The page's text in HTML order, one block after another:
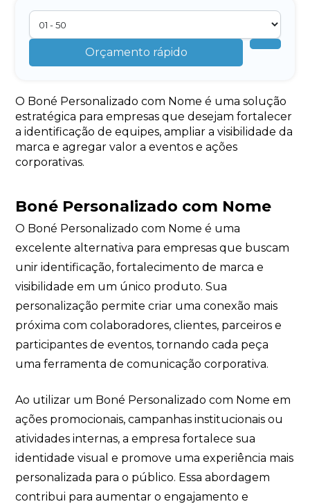
Orçamento rápido
O Boné Personalizado com Nome é uma solução
estratégica para empresas que desejam fortalecer
a identificação de equipes, ampliar a visibilidade da
marca e agregar valor a eventos e ações
corporativas.
Boné Personalizado com Nome
O Boné Personalizado com Nome é uma
excelente alternativa para empresas que buscam
unir identificação, fortalecimento de marca e
visibilidade em um único produto. Sua
personalização permite criar uma conexão mais
próxima com colaboradores, clientes, parceiros e
participantes de eventos, tornando cada peça
uma ferramenta de comunicação corporativa.
Ao utilizar um Boné Personalizado com Nome em
ações promocionais, campanhas institucionais ou
atividades internas, a empresa fortalece sua
identidade visual e promove uma experiência mais
personalizada para o público. Essa abordagem
contribui para aumentar o engajamento e